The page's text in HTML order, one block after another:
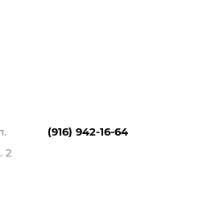
2
(916) 942-16-64